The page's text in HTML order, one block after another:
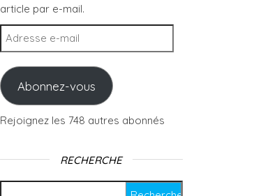
article par e-mail.
Adresse e-mail
Abonnez-vous
Rejoignez les 748 autres abonnés
RECHERCHE